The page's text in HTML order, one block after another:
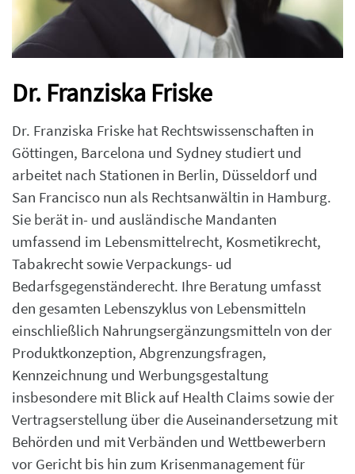
Dr. Franziska Friske
Dr. Franziska Friske hat Rechtswissenschaften in
Göttingen, Barcelona und Sydney studiert und
arbeitet nach Stationen in Berlin, Düsseldorf und
San Francisco nun als Rechtsanwältin in Hamburg.
Sie berät in- und ausländische Mandanten
umfassend im Lebensmittelrecht, Kosmetikrecht,
Tabakrecht sowie Verpackungs- ud
Bedarfsgegenständerecht. Ihre Beratung umfasst
den gesamten Lebenszyklus von Lebensmitteln
einschließlich Nahrungsergänzungsmitteln von der
Produktkonzeption, Abgrenzungsfragen,
Kennzeichnung und Werbungsgestaltung
insbesondere mit Blick auf Health Claims sowie der
Vertragserstellung über die Auseinandersetzung mit
Behörden und mit Verbänden und Wettbewerbern
vor Gericht bis hin zum Krisenmanagement für